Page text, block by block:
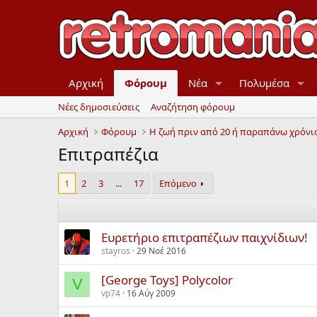
Αρχική Φόρουμ Νέα Πολυμέσα
Νέες δημοσιεύσεις
Αναζήτηση φόρουμ
Αρχική
Φόρουμ
Επιτραπέζια
1 2 3 ... 17 Επόμενο
Ευρετήριο επιτραπέζιων παιχνίδιων!
stayros 29 Νοέ 2016
V [George Toys] Polycolor
vp74 16 Αύγ 2009